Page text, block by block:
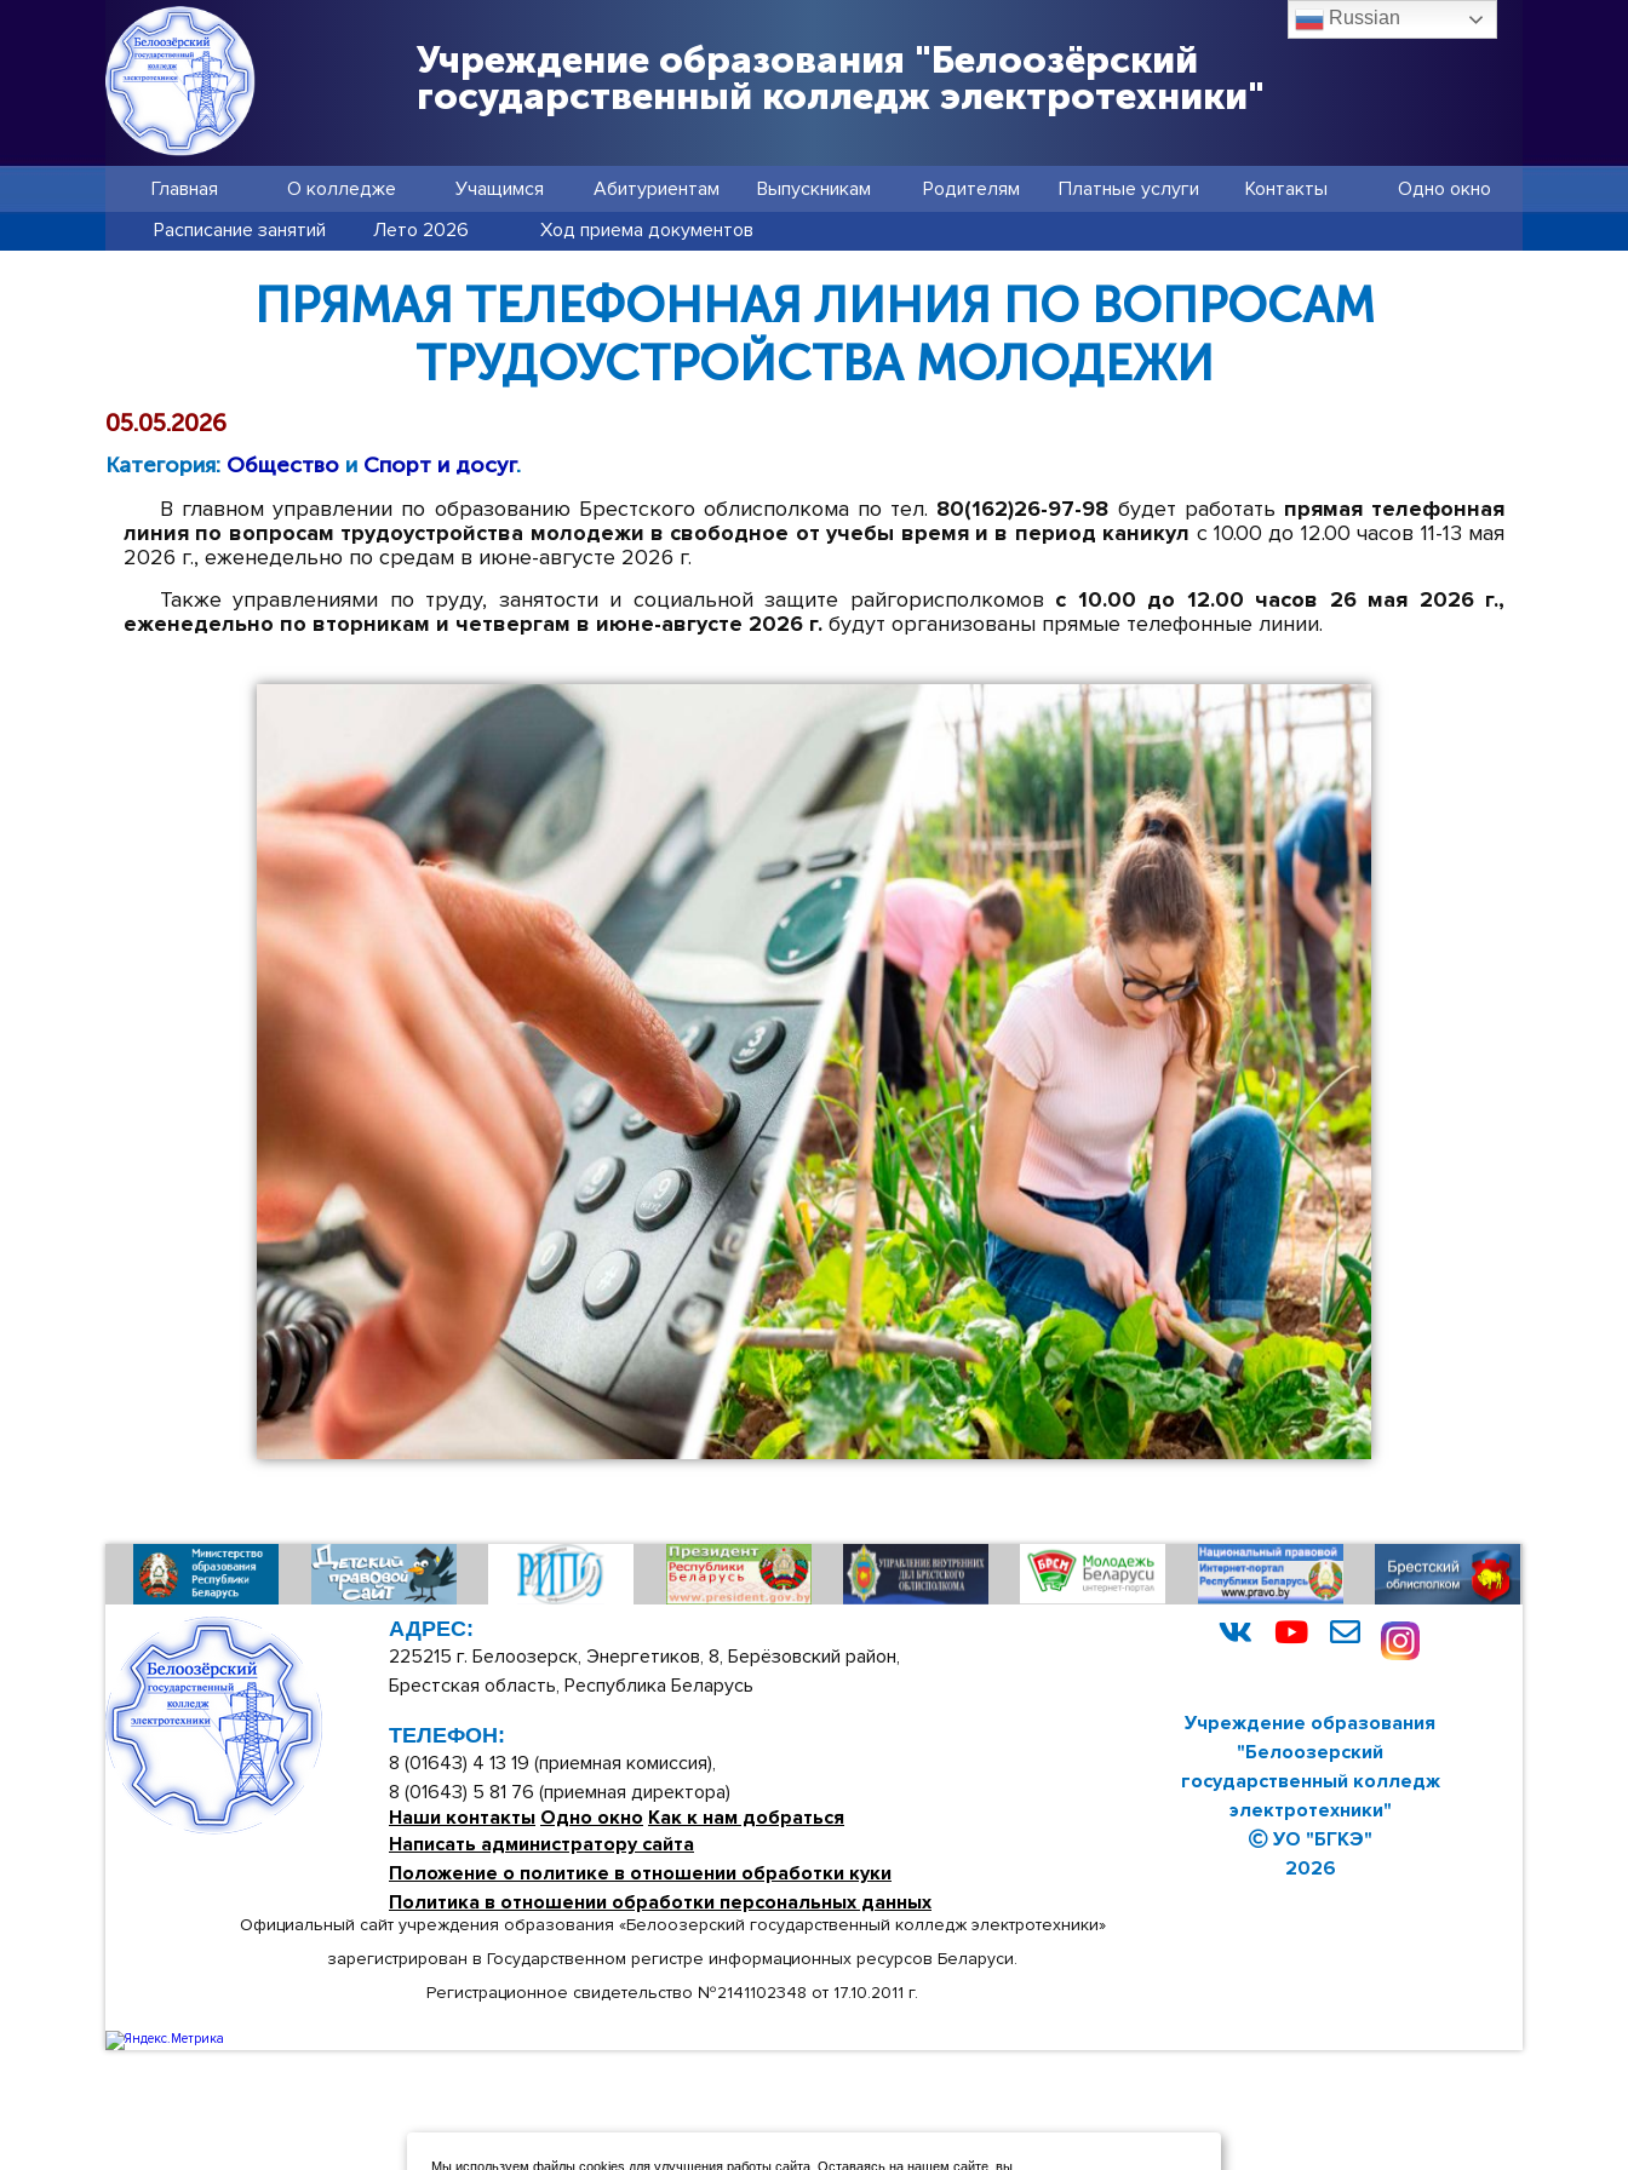
Учреждение образования "Белоозёрский
государственный колледж электротехники"
Главная О колледже Учащимся Абитуриентам Выпускникам Родителям Платные услуги Контакты
Одно окно
Расписание занятий
Лето 2026 Ход приема документов
ПРЯМАЯ ТЕЛЕФОННАЯ ЛИНИЯ ПО ВОПРОСАМ
ТРУДОУСТРОЙСТВА МОЛОДЕЖИ
05.05.2026
Категория: Общество и Спорт и досуг.
В главном управлении по образованию Брестского облисполкома по тел. 80(162)26-97-98 будет работать прямая телефонная
линия по вопросам трудоустройства молодежи в свободное от учебы время и в период каникул с 10.00 до 12.00 часов 11-13 мая
2026 г., еженедельно по средам в июне-августе 2026 г.
Также управлениями по труду, занятости и социальной защите райгорисполкомов с 10.00 до 12.00 часов 26 мая 2026 г.,
еженедельно по вторникам и четвергам в июне-августе 2026 г. будут организованы прямые телефонные линии.
АДРЕС:
225215 г. Белоозерск, Энергетиков, 8, Берёзовский район,
Брестская область, Республика Беларусь
ТЕЛЕФОН:
8 (01643) 4 13 19 (приемная комиссия),
8 (01643) 5 81 76 (приемная директора)
Наши контакты Одно окно Как к нам добраться
Написать администратору сайта
Положение о политике в отношении обработки куки
Политика в отношении обработки персональных данных
Учреждение образования
"Белоозерский
государственный колледж
электротехники"
УО "БГКЭ"
2026
Официальный сайт учреждения образования «Белоозерский государственный колледж электротехники»
зарегистрирован в Государственном регистре информационных ресурсов Беларуси.
Регистрационное свидетельство №2141102348 от 17.10.2011 г.
Мы используем файлы cookies для улучшения работы сайта. Оставаясь на нашем сайте, вы
Russian